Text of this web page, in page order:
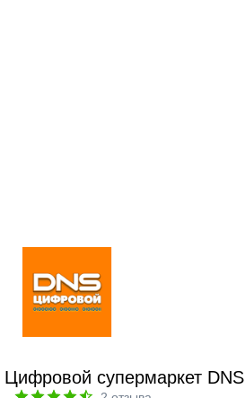
Цифровой супермаркет DNS